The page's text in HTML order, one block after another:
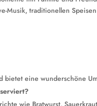
Musik, traditionellen
eine wunderschöne
wie Bratwurst,